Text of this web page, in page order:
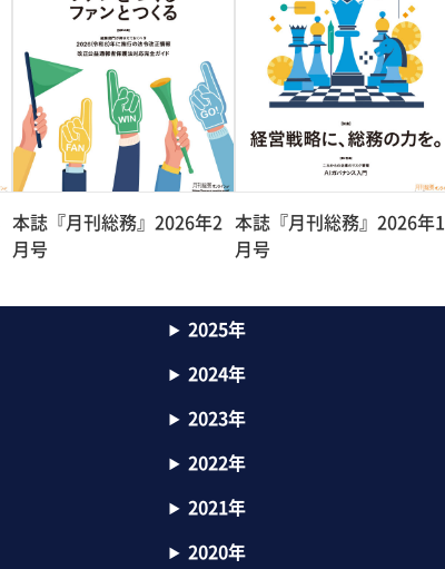
本誌『月刊総務』2026年2
月号
本誌『月刊総務』2026年1
月号
2025年
2024年
2023年
2022年
2021年
2020年